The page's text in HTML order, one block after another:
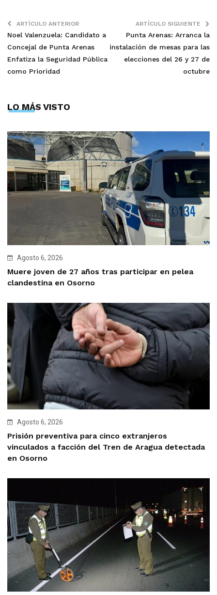
ARTÍCULO ANTERIOR
Noel Valenzuela: Candidato a
Concejal de Punta Arenas
Enfatiza la Seguridad Pública
como Prioridad
ARTÍCULO SIGUIENTE
Punta Arenas: Arranca la
instalación de mesas para las
elecciones del 26 y 27 de
octubre
LO MÁS VISTO
Agosto 6, 2026
Muere joven de 27 años tras participar en pelea
clandestina en Osorno
Agosto 6, 2026
Prisión preventiva para cinco extranjeros
vinculados a facción del Tren de Aragua detectada
en Osorno